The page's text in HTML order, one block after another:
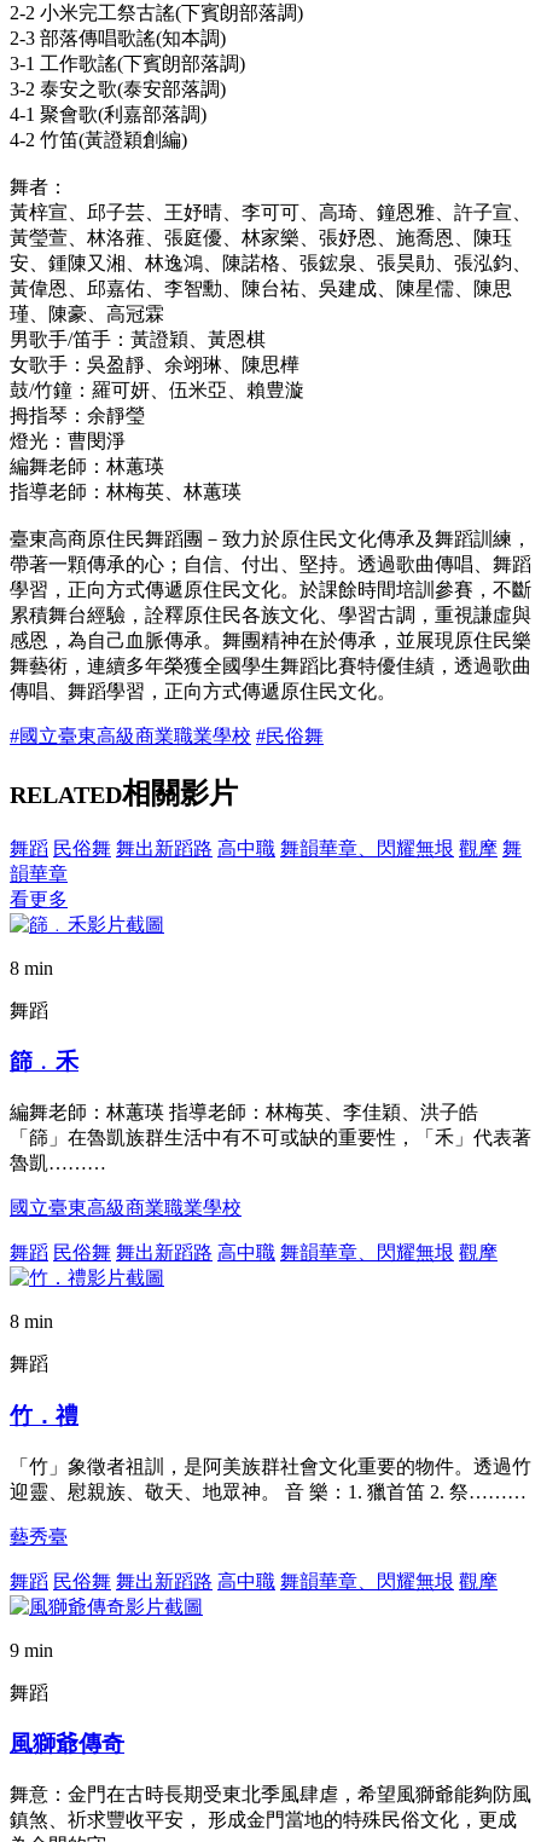
2-2 小米完工祭古謠(下賓朗部落調)
2-3 部落傳唱歌謠(知本調)
3-1 工作歌謠(下賓朗部落調)
3-2 泰安之歌(泰安部落調)
4-1 聚會歌(利嘉部落調)
4-2 竹笛(黃證穎創編)
舞者：
黃梓宣、邱子芸、王妤晴、李可可、高琦、鐘恩雅、許子宣、
黃瑩萱、林洛蕥、張庭優、林家樂、張妤恩、施喬恩、陳珏
安、鍾陳又湘、林逸鴻、陳諾格、張鋐泉、張昊勛、張泓鈞、
黃偉恩、邱嘉佑、李智勳、陳台祐、吳建成、陳星儒、陳思
瑾、陳豪、高冠霖
男歌手/笛手：黃證穎、黃恩棋
女歌手：吳盈靜、余翊琳、陳思樺
鼓/竹鐘：羅可妍、伍米亞、賴豊漩
拇指琴：余靜瑩
燈光：曹閔淨
編舞老師：林蕙瑛
指導老師：林梅英、林蕙瑛
臺東高商原住民舞蹈團－致力於原住民文化傳承及舞蹈訓練，
帶著一顆傳承的心；自信、付出、堅持。透過歌曲傳唱、舞蹈
學習，正向方式傳遞原住民文化。於課餘時間培訓參賽，不斷
累積舞台經驗，詮釋原住民各族文化、學習古調，重視謙虛與
感恩，為自己血脈傳承。舞團精神在於傳承，並展現原住民樂
舞藝術，連續多年榮獲全國學生舞蹈比賽特優佳績，透過歌曲
傳唱、舞蹈學習，正向方式傳遞原住民文化。
#國立臺東高級商業職業學校 #民俗舞
RELATED相關影片
舞蹈 民俗舞 舞出新蹈路 高中職 舞韻華章、閃耀無垠 觀摩 舞
韻華章
看更多
8 min
舞蹈
篩﹒禾
編舞老師：林蕙瑛 指導老師：林梅英、李佳穎、洪子皓
「篩」在魯凱族群生活中有不可或缺的重要性，「禾」代表著
魯凱………
國立臺東高級商業職業學校
舞蹈 民俗舞 舞出新蹈路 高中職 舞韻華章、閃耀無垠 觀摩
8 min
舞蹈
竹．禮
「竹」象徵者祖訓，是阿美族群社會文化重要的物件。透過竹
迎靈、慰親族、敬天、地眾神。 音 樂：1. 獵首笛 2. 祭………
藝秀臺
舞蹈 民俗舞 舞出新蹈路 高中職 舞韻華章、閃耀無垠 觀摩
9 min
舞蹈
風獅爺傳奇
舞意：金門在古時長期受東北季風肆虐，希望風獅爺能夠防風
鎮煞、祈求豐收平安， 形成金門當地的特殊民俗文化，更成